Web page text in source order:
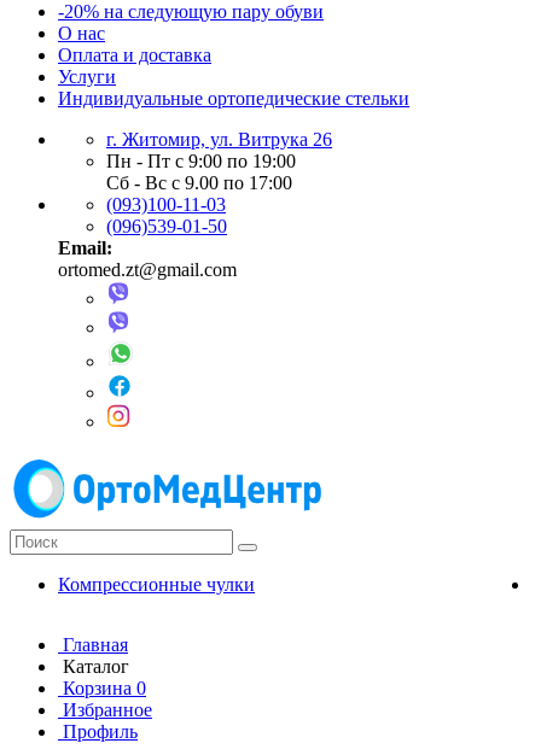
-20% на следующую пару обуви
О нас
Оплата и доставка
Услуги
Индивидуальные ортопедические стельки
г. Житомир, ул. Витрука 26
Пн - Пт с 9:00 по 19:00
Сб - Вс с 9.00 по 17:00
(093)100-11-03
(096)539-01-50
Email:
ortomed.zt@gmail.com
Компрессионные чулки
Главная
Каталог
Корзина 0
Избранное
Профиль